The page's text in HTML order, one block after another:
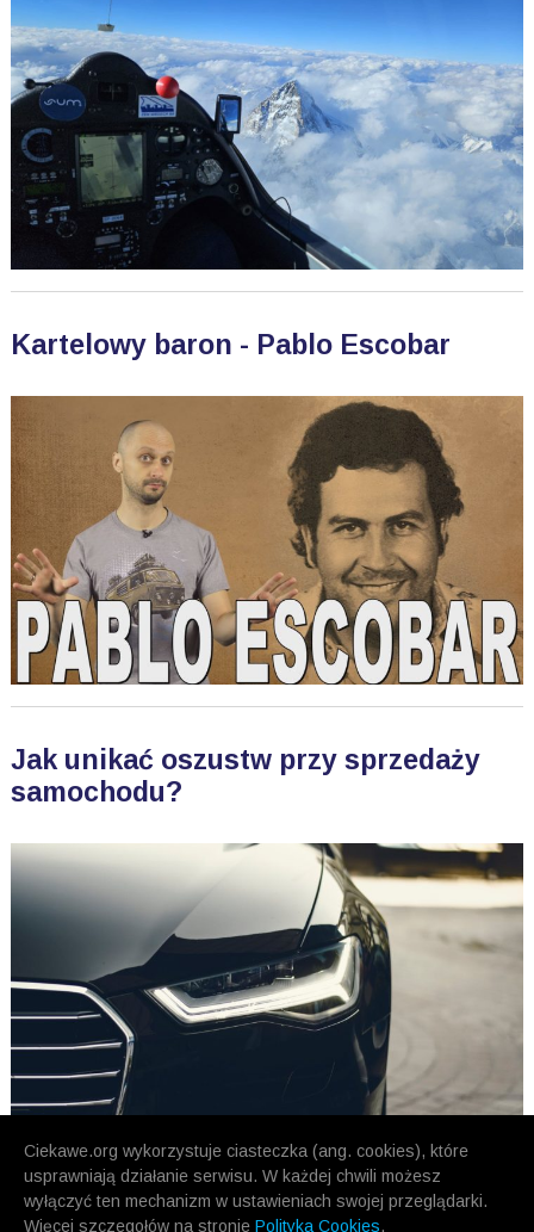
Ciekawe.org wykorzystuje ciasteczka (ang. cookies), które
usprawniają działanie serwisu. W każdej chwili możesz
wyłączyć ten mechanizm w ustawieniach swojej przeglądarki.
Więcej szczegołów na stronie Polityka Cookies.
Kartelowy baron - Pablo Escobar
Jak unikać oszustw przy sprzedaży
samochodu?